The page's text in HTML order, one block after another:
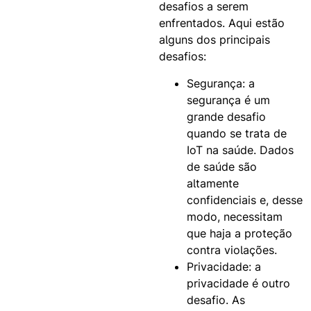
desafios a serem
enfrentados. Aqui estão
alguns dos principais
desafios:
Segurança: a
segurança é um
grande desafio
quando se trata de
IoT na saúde. Dados
de saúde são
altamente
confidenciais e, desse
modo, necessitam
que haja a proteção
contra violações.
Privacidade: a
privacidade é outro
desafio. As